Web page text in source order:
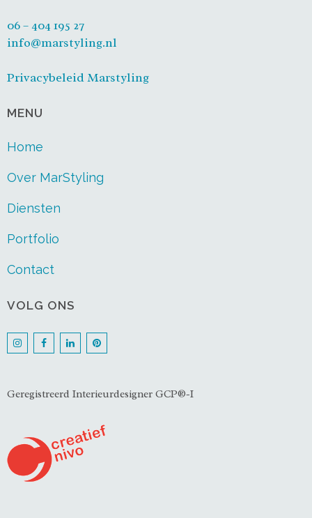
06 – 404 195 27
info@marstyling.nl
Privacybeleid Marstyling
MENU
Home
Over MarStyling
Diensten
Portfolio
Contact
VOLG ONS
Geregistreerd Interieurdesigner GCP®-I